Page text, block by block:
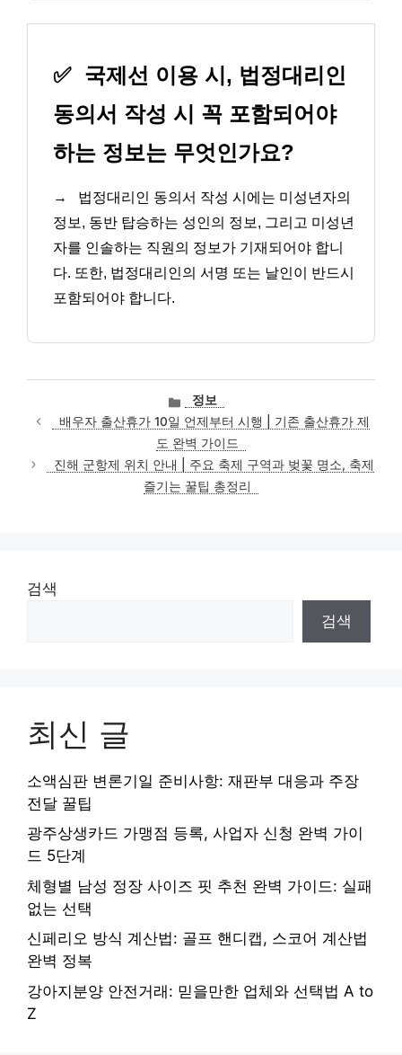
✅ 국제선 이용 시, 법정대리인
동의서 작성 시 꼭 포함되어야
하는 정보는 무엇인가요?
→
법정대리인 동의서 작성 시에는 미성년자의
정보, 동반 탑승하는 성인의 정보, 그리고 미성년
자를 인솔하는 직원의 정보가 기재되어야 합니
다. 또한, 법정대리인의 서명 또는 날인이 반드시
포함되어야 합니다.
카
테
고
리
정보
배우자 출산휴가 10일 언제부터 시행 | 기존 출산휴가 제
도 완벽 가이드
진해 군항제 위치 안내 | 주요 축제 구역과 벚꽃 명소, 축제
즐기는 꿀팁 총정리
검색
검색
최신 글
소액심판 변론기일 준비사항: 재판부 대응과 주장
전달 꿀팁
광주상생카드 가맹점 등록, 사업자 신청 완벽 가이
드 5단계
체형별 남성 정장 사이즈 핏 추천 완벽 가이드: 실패
없는 선택
신페리오 방식 계산법: 골프 핸디캡, 스코어 계산법
완벽 정복
강아지분양 안전거래: 믿을만한 업체와 선택법 A to
Z